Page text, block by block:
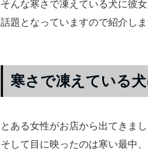
そんな寒さで凍えている犬に彼
話題となっていますので紹介しま
寒さで凍えている
とある女性がお店から出てきまし
そして目に映ったのは寒い最中、